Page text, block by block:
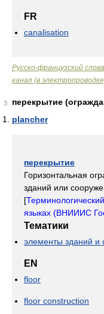
FR
canalisation
Русско-французский
канал (в
3
перекрытие
plancher
перекрытие
Горизонтальная
зданий или
[
языках (ВНИИИС
Тематики
элементы зданий и
EN
floor
floor construction